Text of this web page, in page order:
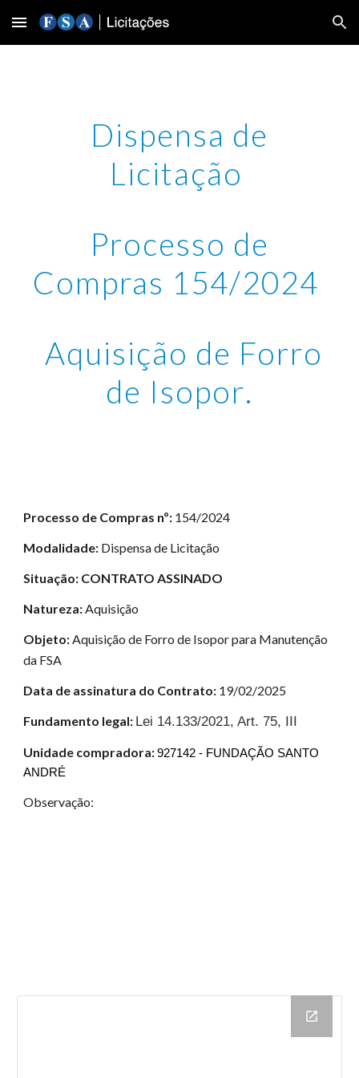
Skip to main content Skip to navigation
Dispensa de
Licitação
Processo de
Compras 1 54/2024
Aquisição de Forro
de Isopor.
Processo de Compras nº: 154/2024
Modalidade: Dispensa de Licitação
Situação: CONTRATO ASSINADO
Natureza:Aquisição
Objeto:Aquisição de Forro de Isopor para Manutenção
da FSA
Data de assinatura do Contrato: 19/02/2025
Fundamento legal: Lei 14.133/2021, Art. 75, III
Unidade compradora:927142 - FUNDAÇÃO SANTO
ANDRÉ
Observação: